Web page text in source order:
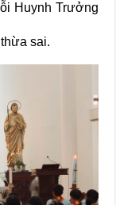
Huynh Trưởng
sai.